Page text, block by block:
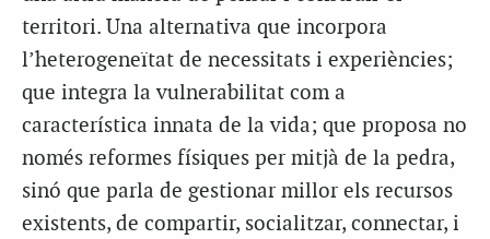
territori. Una alternativa que incorpora
l’heterogeneïtat de necessitats i experiències;
que integra la vulnerabilitat com a
característica innata de la vida; que proposa no
només reformes físiques per mitjà de la pedra,
sinó que parla de gestionar millor els recursos
existents, de compartir, socialitzar, connectar, i